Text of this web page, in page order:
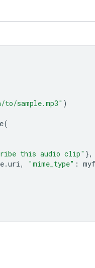
to/sample.mp3" )
(
this audio clip" },
.uri, "mime_type" :